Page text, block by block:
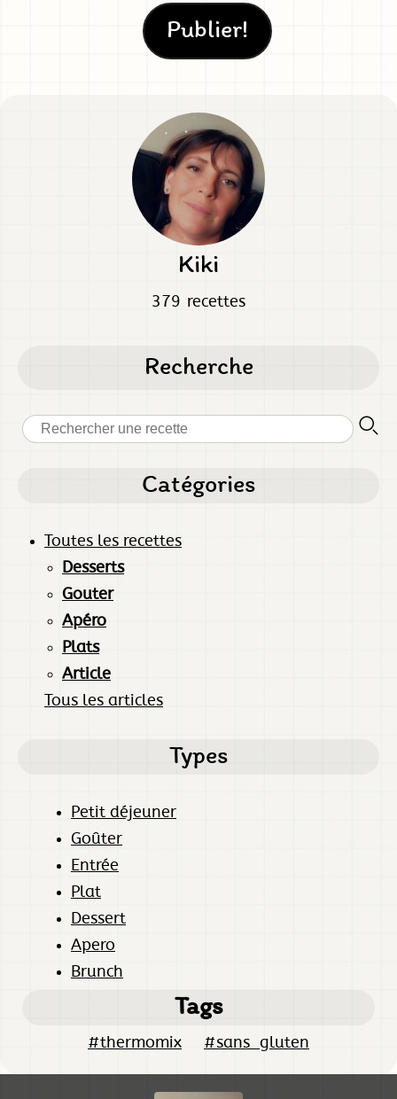
Kiki
379 recettes
Recherche
Catégories
Toutes les recettes
Desserts
Gouter
Apéro
Plats
Article
Tous les articles
Types
Petit déjeuner
Goûter
Entrée
Plat
Dessert
Apero
Brunch
Tags
#thermomix #sans_gluten